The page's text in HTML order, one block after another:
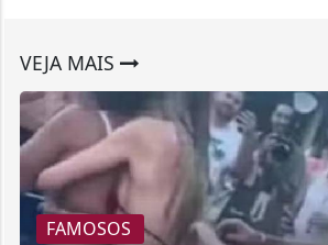
VEJA MAIS
FAMOSOS